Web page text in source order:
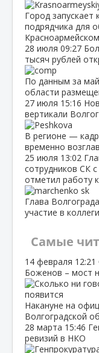
Город запускает
подрядчика для
28 июля 09:27
тысяч рублей
По данным за
области
27 июля 15:16
вертикали
В регионе —
временно
25 июля 13:02
сотрудников СК
отметил работу
Глава
участие в
Самые
14 февраля 12:21
Боженов – мост
Накануне на
Волгоградской
28 марта 15:46
ревизий в НКО